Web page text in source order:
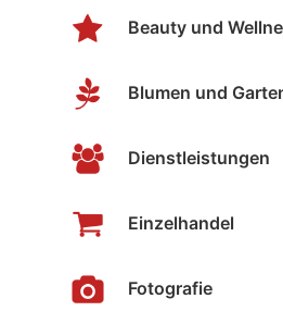
Beauty und
Blumen und
Dienstleistungen
Einzelhandel
Fotografie